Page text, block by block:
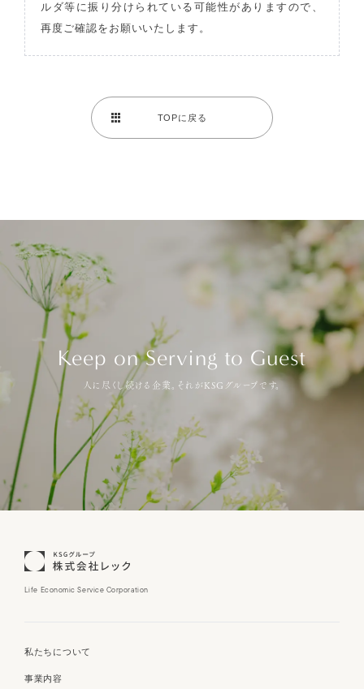
ルダ等に振り分けられている可能性がありますので、
再度ご確認をお願いいたします。
TOPに戻る
Keep on Serving to Guest
人に尽くし続ける企業。それがKSGグループです。
Life Economic Service Corporation
私たちについて
事業内容